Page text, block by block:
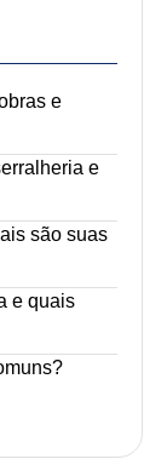
e
e
são suas
e quais